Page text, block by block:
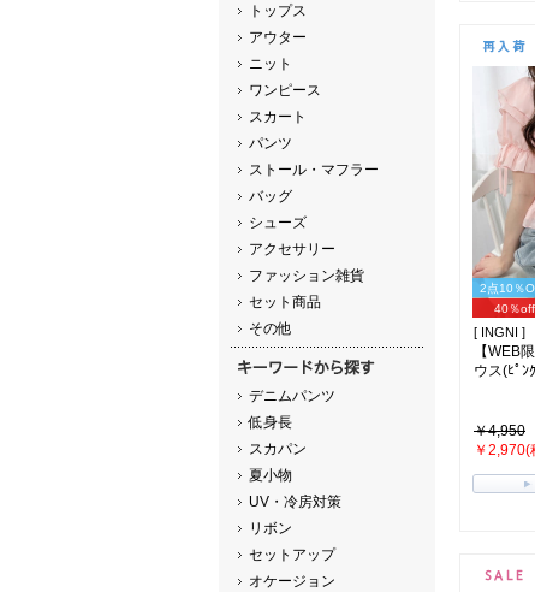
トップス
アウター
ニット
ワンピース
スカート
パンツ
ストール・マフラー
バッグ
シューズ
アクセサリー
ファッション雑貨
セット商品
その他
デニムパンツ
低身長
スカパン
夏小物
UV・冷房対策
リボン
セットアップ
オケージョン
2点10％
40％off
[ INGNI ]
【WEB
ウス(ﾋﾟﾝ
￥4,950
￥2,970(